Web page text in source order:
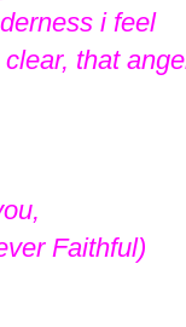
i feel
that
Faithful)